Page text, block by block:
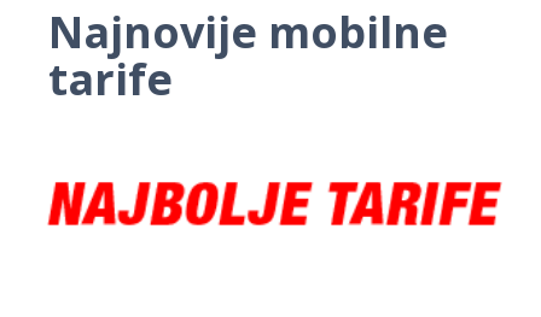
Najnovije mobilne
tarife